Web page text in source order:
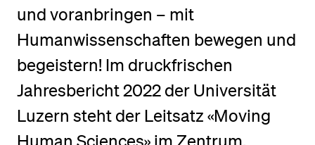
und voranbringen – mit
Humanwissenschaften bewegen und
begeistern! Im druckfrischen
Jahresbericht 2022 der Universität
Luzern steht der Leitsatz «Moving
Human Sciences» im Zentrum.
Forschende
Mitarbeitende
Alumni